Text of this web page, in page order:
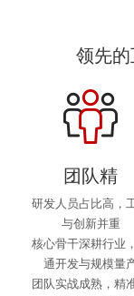
领先
团队精
研发人员占比高，
与创新并重
核心骨干深耕行业
通开发与规模量
团队实战成熟，精